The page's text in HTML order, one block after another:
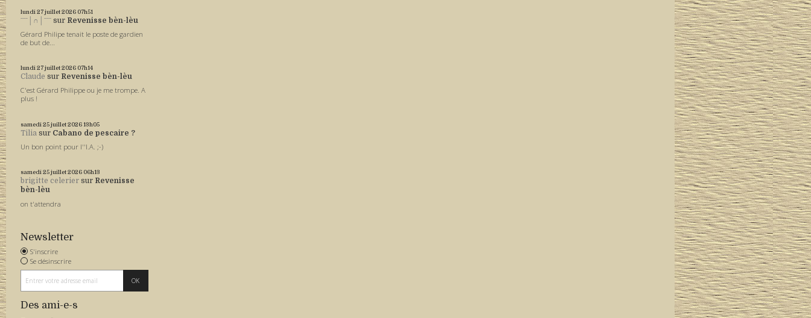
lundi 27juillet 2026 07h51
ˉˉˉ│∩│ˉˉˉ sur Revenisse bèn-lèu
Gérard Philipe tenait le poste de gardien
de but de...
lundi 27juillet 2026 07h14
Claude sur Revenisse bèn-lèu
C'est Gérard Philippe ou je me trompe. A
plus !
samedi 25 juillet 2026 13h05
Tilia sur Cabano de pescaire ?
Un bon point pour l''I.A. ;-)
samedi 25 juillet 2026 06h13
brigitte celerier sur Revenisse
bèn-lèu
on t'attendra
Newsletter
S'inscrire
Se désinscrire
Des ami-e-s